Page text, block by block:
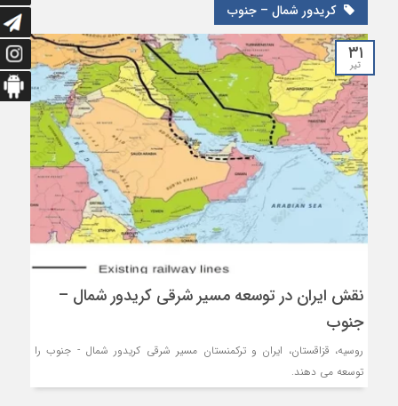
کریدور شمال – جنوب
۳۱
تیر
نقش ایران در توسعه مسیر شرقی کریدور شمال –
جنوب
روسیه، قزاقستان، ایران و ترکمنستان مسیر شرقی کریدور شمال - جنوب را
توسعه می دهند.